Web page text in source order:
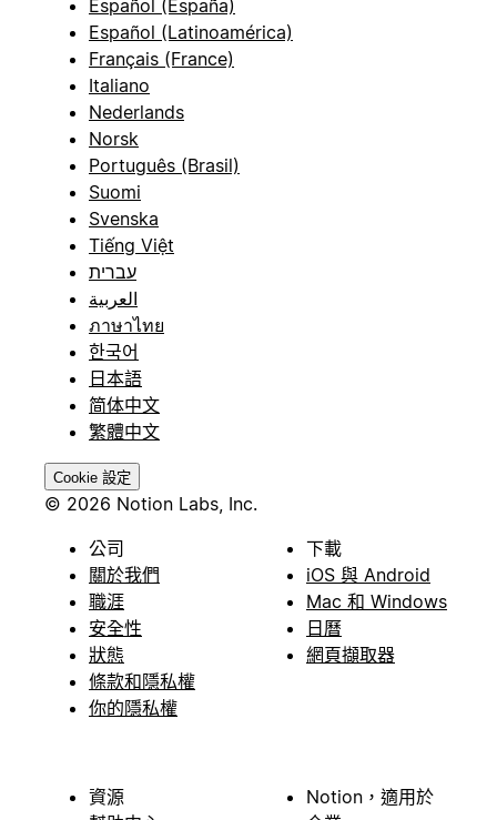
Español (España)
Español (Latinoamérica)
Français (France)
Italiano
Nederlands
Norsk
Português (Brasil)
Suomi
Svenska
Tiếng Việt
עברית
العربية
ภาษาไทย
한국어
日本語
简体中文
繁體中文
Cookie 設定
© 2026 Notion Labs, Inc.
公司
關於我們
職涯
安全性
狀態
條款和隱私權
你的隱私權
下載
iOS 與 Android
Mac 和 Windows
日曆
網頁擷取器
資源
Notion，適用於